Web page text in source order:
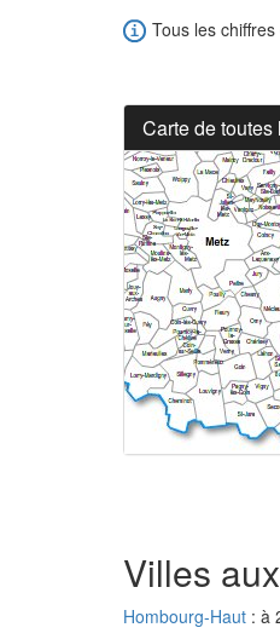
Tous les
Carte de
Villes
Hombourg-Haut : à